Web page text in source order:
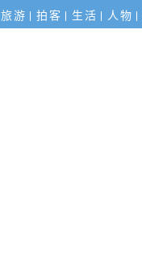
旅游 拍客 生活 人物